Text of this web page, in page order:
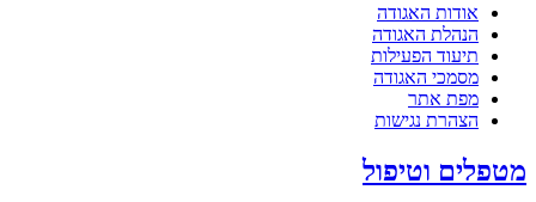
אודות האגודה
הנהלת האגודה
תיעוד הפעילות
מסמכי האגודה
מפת אתר
הצהרת נגישות
מטפלים וטיפול